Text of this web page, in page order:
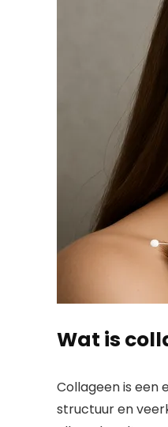
Wat is
Collageen is een
structuur en